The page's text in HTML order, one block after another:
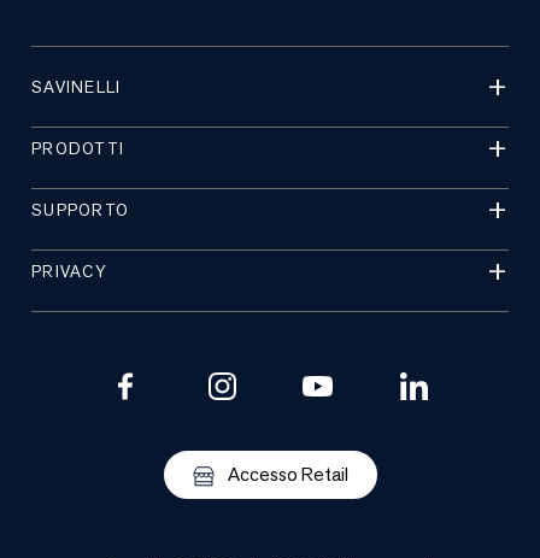
SAVINELLI
PRODOTTI
SUPPORTO
PRIVACY
Accesso Retail